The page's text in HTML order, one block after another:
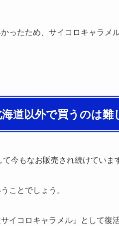
ったため、サイコロキャラ
道以外で買うのは難
今もなお販売され続けていま
ことでしょう。
イコロキャラメル』として